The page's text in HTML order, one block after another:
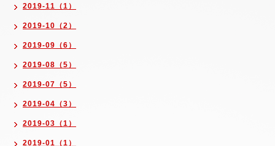
2019-11（1）
2019-10（2）
2019-09（6）
2019-08（5）
2019-07（5）
2019-04（3）
2019-03（1）
2019-01（1）